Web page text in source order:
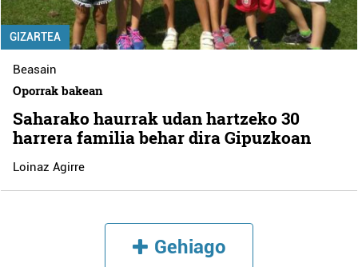
GIZARTEA
Beasain
Oporrak bakean
Saharako haurrak udan hartzeko 30
harrera familia behar dira Gipuzkoan
Loinaz Agirre
Gehiago